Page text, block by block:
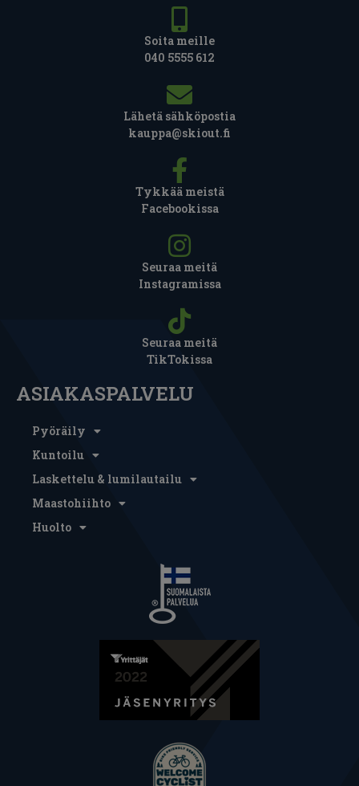
Soita meille
040 5555 612
Lähetä sähköpostia
kauppa@skiout.fi
Tykkää meistä
Facebookissa
Seuraa meitä
Instagramissa
Seuraa meitä
TikTokissa
ASIAKASPALVELU
Pyöräily
Kuntoilu
Laskettelu & lumilautailu
Maastohiihto
Huolto